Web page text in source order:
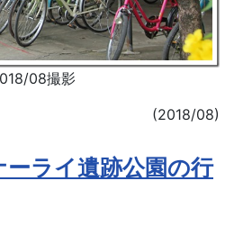
08撮影
(2018/08)
ライ遺跡公園の行